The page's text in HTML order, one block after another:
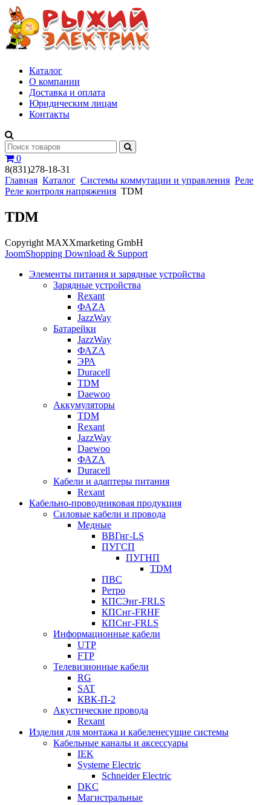
Каталог
О компании
Доставка и оплата
Юридическим лицам
Контакты
0
8(831)278-18-31
Главная Каталог Системы коммутации и управления Реле
Реле контроля напряжения TDM
TDM
Copyright MAXXmarketing GmbH
JoomShopping Download & Support
Элементы питания и зарядные устройства
Зарядные устройства
Rexant
ФАZА
JazzWay
Батарейки
JazzWay
ФАZА
ЭРА
Duracell
TDM
Daewoo
Аккумуляторы
TDM
Rexant
JazzWay
Daewoo
ФАZА
Duracell
Кабели и адаптеры питания
Rexant
Кабельно-проводниковая продукция
Силовые кабели и провода
Медные
ВВГнг-LS
ПУГСП
ПУГНП
TDM
ПВС
Ретро
КПСЭнг-FRLS
КПСнг-FRHF
КПСнг-FRLS
Информационные кабели
UTP
FTP
Телевизионные кабели
RG
SAT
КВК-П-2
Акустические провода
Rexant
Изделия для монтажа и кабеленесущие системы
Кабельные каналы и аксессуары
IEK
Systeme Electric
Schneider Electric
DKC
Магистральные